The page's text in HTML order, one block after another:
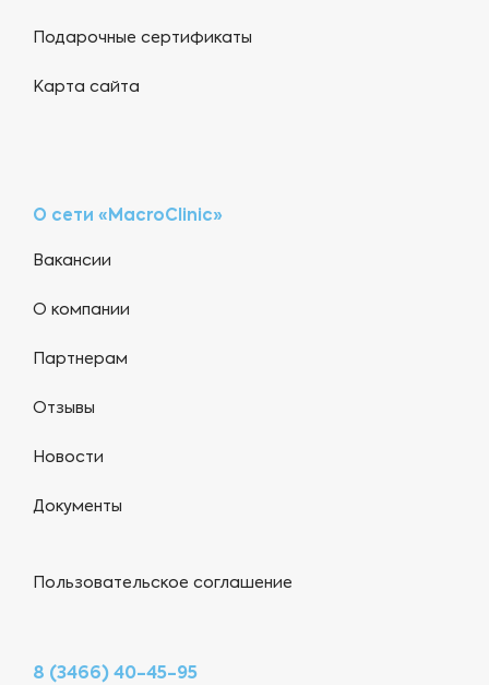
Подарочные сертификаты
Карта сайта
О сети «MacroClinic»
Вакансии
О компании
Партнерам
Отзывы
Новости
Документы
Пользовательское соглашение
8 (3466) 40-45-95